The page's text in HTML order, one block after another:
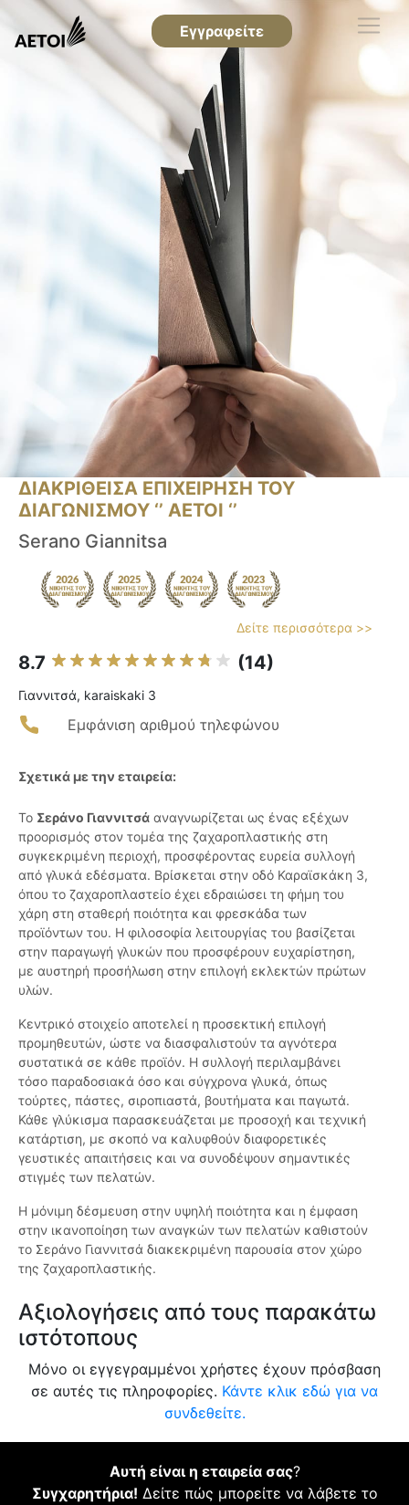
Εγγραφείτε
ΔΙΑΚΡΙΘΕΙΣΑ ΕΠΙΧΕΙΡΗΣΗ ΤΟΥ
ΔΙΑΓΩΝΙΣΜΟΥ ‘’ ΑΕΤΟΙ ‘’
Serano Giannitsa
Δείτε περισσότερα >>
8.7 (14)
Γιαννιτσά, karaiskaki 3
Εμφάνιση αριθμού τηλεφώνου
Σχετικά με την εταιρεία:
Το Σεράνο Γιαννιτσά αναγνωρίζεται ως ένας εξέχων
προορισμός στον τομέα της ζαχαροπλαστικής στη
συγκεκριμένη περιοχή, προσφέροντας ευρεία συλλογή
από γλυκά εδέσματα. Βρίσκεται στην οδό Καραϊσκάκη 3,
όπου το ζαχαροπλαστείο έχει εδραιώσει τη φήμη του
χάρη στη σταθερή ποιότητα και φρεσκάδα των
προϊόντων του. Η φιλοσοφία λειτουργίας του βασίζεται
στην παραγωγή γλυκών που προσφέρουν ευχαρίστηση,
με αυστηρή προσήλωση στην επιλογή εκλεκτών πρώτων
υλών.
Κεντρικό στοιχείο αποτελεί η προσεκτική επιλογή
προμηθευτών, ώστε να διασφαλιστούν τα αγνότερα
συστατικά σε κάθε προϊόν. Η συλλογή περιλαμβάνει
τόσο παραδοσιακά όσο και σύγχρονα γλυκά, όπως
τούρτες, πάστες, σιροπιαστά, βουτήματα και παγωτά.
Κάθε γλύκισμα παρασκευάζεται με προσοχή και τεχνική
κατάρτιση, με σκοπό να καλυφθούν διαφορετικές
γευστικές απαιτήσεις και να συνοδέψουν σημαντικές
στιγμές των πελατών.
Η μόνιμη δέσμευση στην υψηλή ποιότητα και η έμφαση
στην ικανοποίηση των αναγκών των πελατών καθιστούν
το Σεράνο Γιαννιτσά διακεκριμένη παρουσία στον χώρο
της ζαχαροπλαστικής.
Αξιολογήσεις από τους παρακάτω
ιστότοπους
Μόνο οι εγγεγραμμένοι χρήστες έχουν πρόσβαση
σε αυτές τις πληροφορίες. Κάντε κλικ εδώ για να
συνδεθείτε.
Αυτή είναι η εταιρεία σας?
Συγχαρητήρια! Δείτε πώς μπορείτε να λάβετε το